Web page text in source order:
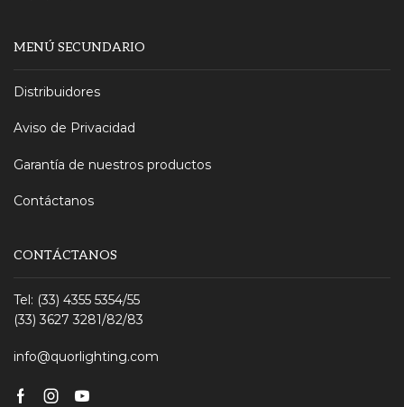
MENÚ SECUNDARIO
Distribuidores
Aviso de Privacidad
Garantía de nuestros productos
Contáctanos
CONTÁCTANOS
Tel: (33) 4355 5354/55
(33) 3627 3281/82/83
info@quorlighting.com